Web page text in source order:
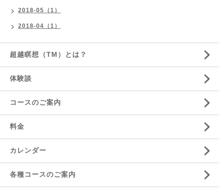
2018-05（1）
2018-04（1）
超越瞑想（TM）とは？
体験談
コースのご案内
料金
カレンダー
各種コースのご案内